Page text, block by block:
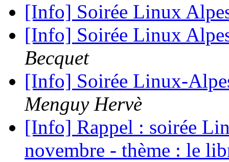
[Info] Soirée Linux
[Info] Soirée Linux
Becquet
[Info] Soirée Linux-
Menguy Hervè
[Info] Rappel : soirée
novembre - thème : le